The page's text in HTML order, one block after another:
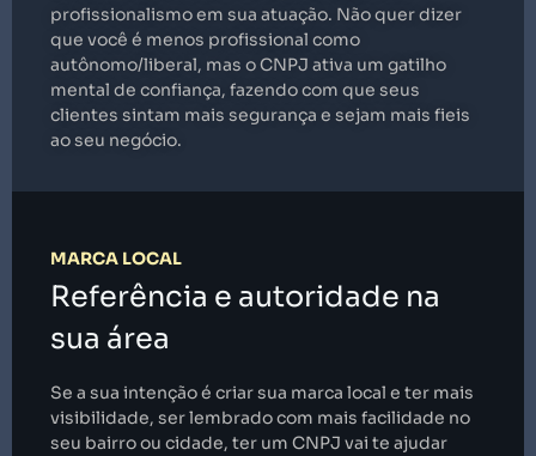
profissionalismo em sua atuação. Não quer dizer
que você é menos profissional como
autônomo/liberal, mas o CNPJ ativa um gatilho
mental de confiança, fazendo com que seus
clientes sintam mais segurança e sejam mais fieis
ao seu negócio.
MARCA LOCAL
Referência e autoridade na
sua área
Se a sua intenção é criar sua marca local e ter mais
visibilidade, ser lembrado com mais facilidade no
seu bairro ou cidade, ter um CNPJ vai te ajudar